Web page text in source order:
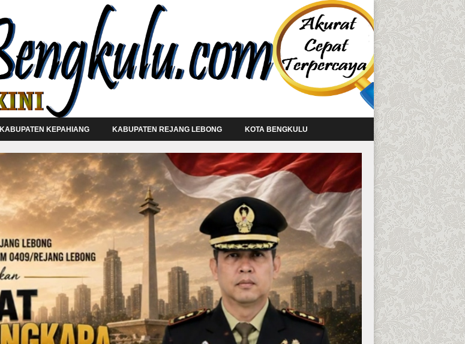
KABUPATEN KEPAHIANG KABUPATEN REJANG LEBONG KOTA BENGKULU